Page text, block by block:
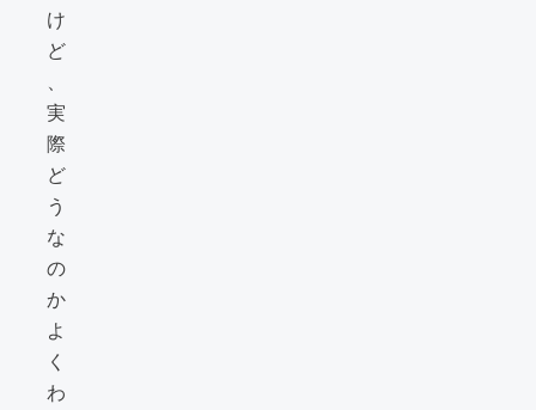
け
ど
実
際
ど
う
な
の
か
よ
く
わ